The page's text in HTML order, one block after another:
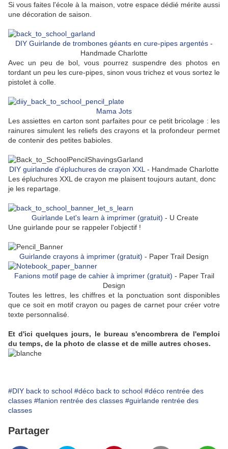
Si vous faites l'école à la maison, votre espace dédié mérite aussi
une décoration de saison.
DIY Guirlande de trombones géants en cure-pipes argentés -
Handmade Charlotte
Avec un peu de bol, vous pourrez suspendre des photos en
tordant un peu les cure-pipes, sinon vous trichez et vous sortez le
pistolet à colle.
Mama Jots
Les assiettes en carton sont parfaites pour ce petit bricolage : les
rainures simulent les reliefs des crayons et la profondeur permet
de contenir des petites babioles.
DIY guirlande d'épluchures de crayon XXL - Handmade Charlotte
Les épluchures XXL de crayon me plaisent toujours autant, donc
je les repartage.
Guirlande Let's learn à imprimer (gratuit) - U Create
Une guirlande pour se rappeler l'objectif !
Guirlande crayons à imprimer (gratuit) - Paper Trail Design
Fanions motif page de cahier à imprimer (gratuit) - Paper Trail
Design
Toutes les lettres, les chiffres et la ponctuation sont disponibles
que ce soit en motif crayon ou pages de carnet pour créer votre
texte personnalisé.
Et d'ici quelques jours, le bureau s'encombrera de l'emploi
du temps, de la photo de classe et de mille autres choses.
#DIY back to school #déco back to school #déco rentrée des
classes #fanion rentrée des classes #guirlande rentrée des
classes
Partager